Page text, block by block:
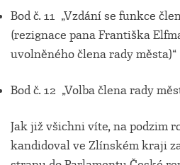
Bod č. 11 „Vzdání se funkce
(rezignace pana Františka
uvolněného člena rady města)“
Bod č. 12 „Volba člena rady
Jak již všichni víte, na podzim
kandidoval ve Zlínském kraji